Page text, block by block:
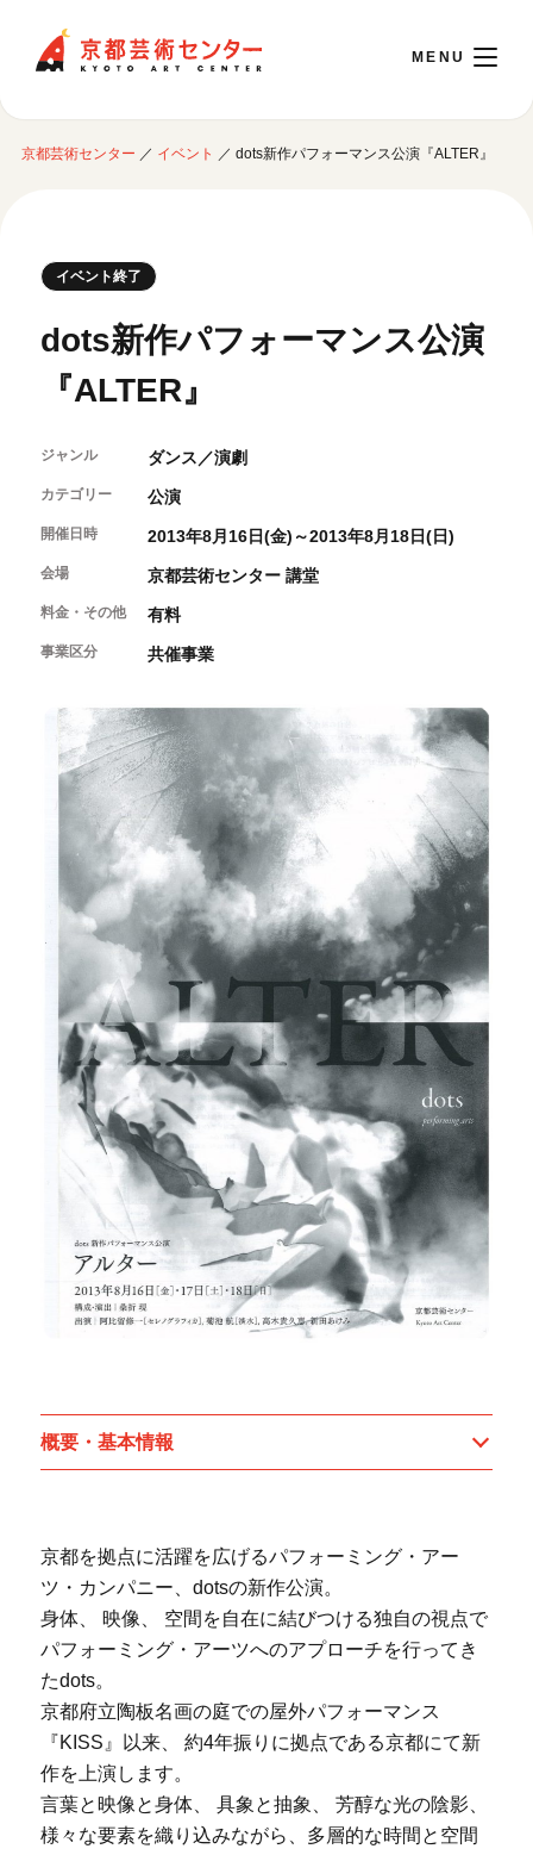
English
フェは11:00～18:00まで営業
開館時間・アクセシビリティ
フロアガイド
図書室・情報コーナー
カフェ・ショップ
よくあるご質問
取材／視察・見学／撮影
イベントに参加する
開催中のイベント
月間スケジュール
センターのプログラム・事業
制作室を使う
制作室について
制作室の設備
ボランティア・サポーター
ボランティア
KACサポーター
京都芸術センターについて
京都芸術センターってどんなところ？
京都芸術センターの歩み
概要・理念・運営体制
連携事業のご案内
チケット情報
お知らせ
お問い合わせ
閲覧支援
サイトポリシー&プライバシーポリシー
オフィシャルSNS
京都芸術センター ／ イベント ／ dots新作パフォーマンス公演『ALTER』
イベント終了
dots新作パフォーマンス公演
『ALTER』
ジャンル ダンス／演劇
カテゴリー 公演
開催日時 2013年8月16日(金)～2013年8月18日(日)
会場 京都芸術センター 講堂
料金・その他 有料
事業区分 共催事業
概要・基本情報
京都を拠点に活躍を広げるパフォーミング・アー
ツ・カンパニー、dotsの新作公演。
身体、 映像、 空間を自在に結びつける独自の視点で
パフォーミング・アーツへのアプローチを行ってき
たdots。
京都府立陶板名画の庭での屋外パフォーマンス
『KISS』以来、 約4年振りに拠点である京都にて新
作を上演します。
言葉と映像と身体、 具象と抽象、 芳醇な光の陰影、
様々な要素を織り込みながら、多層的な時間と空間